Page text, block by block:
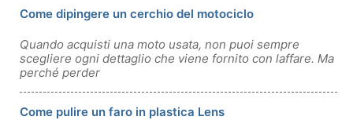
Come dipingere un cerchio del motociclo
Quando acquisti una moto usata, non puoi sempre
scegliere ogni dettaglio che viene fornito con laffare. Ma
perché perder
Come pulire un faro in plastica Lens